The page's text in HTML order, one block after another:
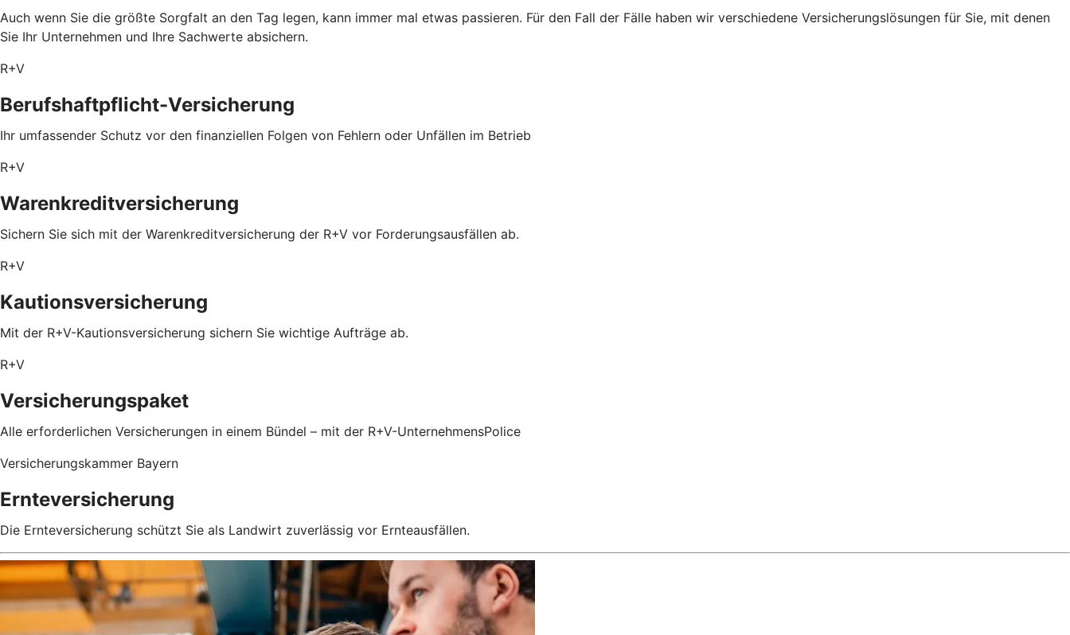
Auch wenn Sie die größte Sorgfalt an den Tag legen, kann immer mal etwas passieren. Für den Fall der Fälle haben wir verschiedene Versicherungslösungen für Sie, mit denen
Sie Ihr Unternehmen und Ihre Sachwerte absichern.
R+V
Berufshaftpflicht-Versicherung
Ihr umfassender Schutz vor den finanziellen Folgen von Fehlern oder Unfällen im Betrieb
R+V
Warenkreditversicherung
Sichern Sie sich mit der Warenkreditversicherung der R+V vor Forderungsausfällen ab.
R+V
Kautionsversicherung
Mit der R+V-Kautionsversicherung sichern Sie wichtige Aufträge ab.
R+V
Versicherungspaket
Alle erforderlichen Versicherungen in einem Bündel – mit der R+V-UnternehmensPolice
Versicherungskammer Bayern
Ernteversicherung
Die Ernteversicherung schützt Sie als Landwirt zuverlässig vor Ernteausfällen.